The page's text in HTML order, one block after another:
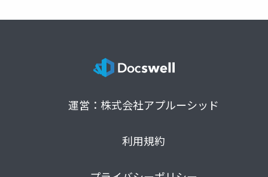
運営：株式会社アプルーシッド
利用規約